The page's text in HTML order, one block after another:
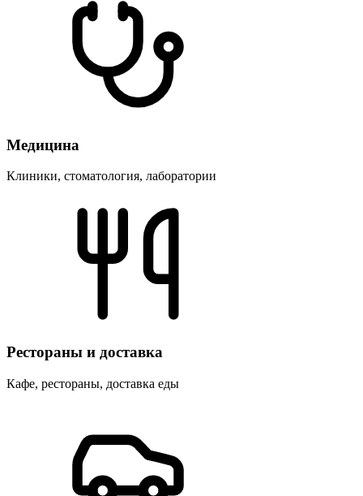
Медицина
Клиники, стоматология, лаборатории
Рестораны и доставка
Кафе, рестораны, доставка еды